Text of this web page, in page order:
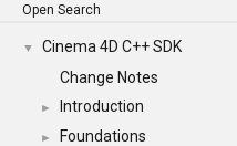
Open Search
▼
Cinema 4D C++ SDK
Change Notes
► Introduction
► Foundations